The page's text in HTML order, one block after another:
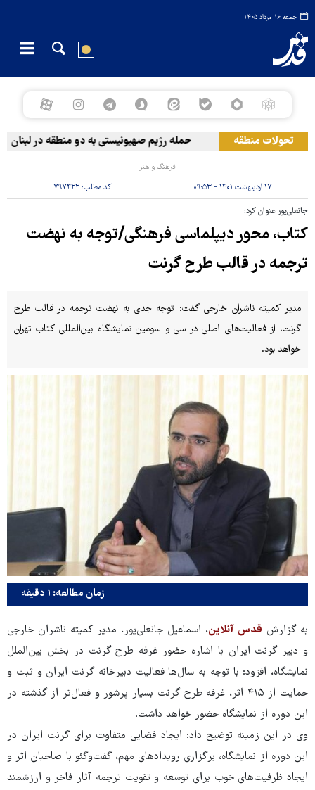
جمعه ۱۶ مرداد ۱۴۰۵
تحولات منطقه حمله رژیم صهیونیستی به دو منطقه در لبنان
فرهنگ و هنر
۱۷ اردیبهشت ۱۴۰۱ - ۰۹:۵۳ کد مطلب:۷۹۷۴۲۲
جانعلی‌پور عنوان کرد:
کتاب، محور دیپلماسی فرهنگی/توجه به نهضت
ترجمه در قالب طرح گرنت
مدیر کمیته ناشران خارجی گفت: توجه جدی به نهضت ترجمه در قالب طرح
گرنت، از فعالیت‌های اصلی در سی و سومین نمایشگاه بین‌المللی کتاب تهران
خواهد بود.
زمان مطالعه: ۱ دقیقه
به گزارش قدس آنلاین، اسماعیل جانعلی‌پور، مدیر کمیته ناشران خارجی
و دبیر گرنت ایران با اشاره حضور غرفه طرح گرنت در بخش بین‌الملل
نمایشگاه، افزود: با توجه به سال‌ها فعالیت دبیرخانه گرنت ایران و ثبت و
حمایت از ۴۱۵ اثر، غرفه طرح گرنت بسیار پرشور و فعال‌تر از گذشته در
این دوره از نمایشگاه حضور خواهد داشت.
وی در این زمینه توضیح داد: ایجاد فضایی متفاوت برای گرنت ایران در
این دوره از نمایشگاه، برگزاری رویدادهای مهم، گفت‌وگئو با صاحبان اثر و
ایجاد ظرفیت‌های خوب برای توسعه و تقویت ترجمه آثار فاخر و ارزشمند